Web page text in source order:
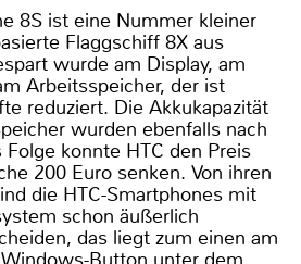
8S ist eine Nummer kleiner
Flaggschiff 8X aus
wurde am Display, am
Arbeitsspeicher, der ist
reduziert. Die Akkukapazität
wurden ebenfalls nach
konnte HTC den Preis
200 Euro senken. Von ihren
die HTC-Smartphones mit
schon äußerlich
das liegt zum einen am